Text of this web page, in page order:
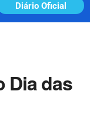
Diário Oficial
Dia das